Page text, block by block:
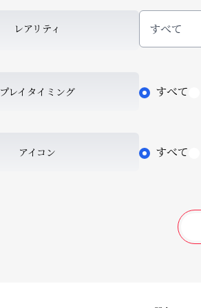
レアリティ すべて
プレイタイミング すべて
アイコン すべて